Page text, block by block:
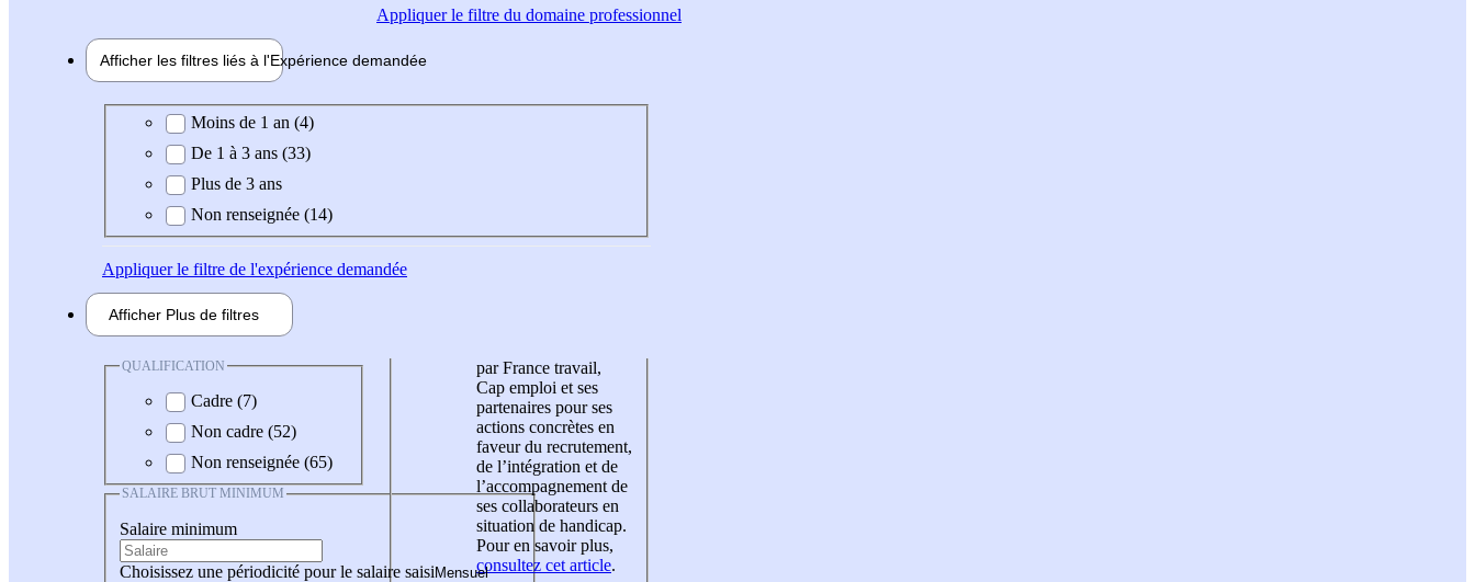
Appliquerle filtre du domaine professionnel
Afficher les filtres liés à l'Expérience demandée
Expérience demandée
Moins de 1 an (4)
De 1 à 3 ans (33)
Plus de 3 ans
Non renseignée (14)
Appliquerle filtre de l'expérience demandée
Afficher Plus de filtres
QUALIFICATION
Cadre (7)
Non cadre (52)
Non renseignée (65)
SALAIRE BRUT MINIMUM
Salaire minimum
Choisissez une périodicité pour le salaire saisi
par France travail,
Cap emploi et ses
partenaires pour ses
actions concrètes en
faveur du recrutement,
de l’intégration et de
l’accompagnement de
ses collaborateurs en
situation de handicap.
Pour en savoir plus,
consultez cet article.